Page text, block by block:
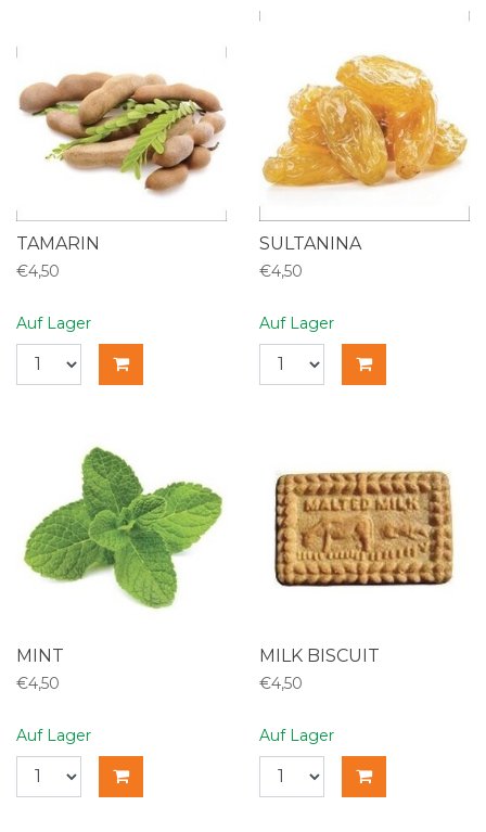
TAMARIN
€4,50
Auf Lager
SULTANINA
€4,50
Auf Lager
MINT
€4,50
Auf Lager
MILK BISCUIT
€4,50
Auf Lager